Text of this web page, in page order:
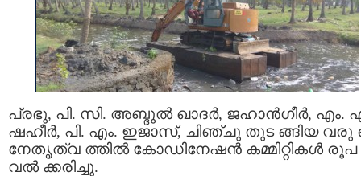
പ്രഭു, പി. സി. അബ്ദുൽ ഖാദർ, ജഹാൻഗീർ, എം.
ഷഹീർ, പി. എം. ഇജാസ്, ചിഞ്ചു തുട ങ്ങിയ വരു
നേതൃത്വ ത്തിൽ കോഡിനേഷൻ കമ്മിറ്റികൾ രൂപ
വൽ ക്കരിച്ചു.